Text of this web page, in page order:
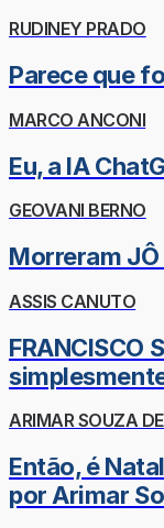
RUDINEY PRADO
Parece que
MARCO ANCONI
Eu, a IA
GEOVANI BERNO
Morreram JÔ
ASSIS CANUTO
FRANCISCO
ARIMAR SOUZA
Então, é
por Arimar